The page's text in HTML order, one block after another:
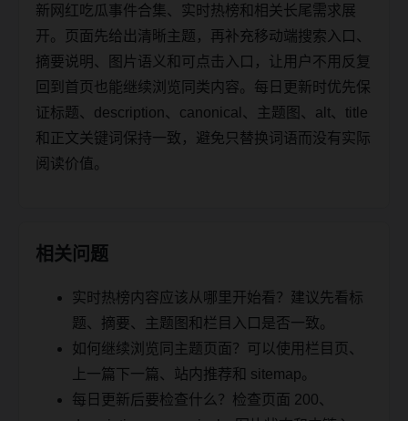
新网红吃瓜事件合集、实时热榜和相关长尾需求展
开。页面先给出清晰主题，再补充移动端搜索入口、
摘要说明、图片语义和可点击入口，让用户不用反复
回到首页也能继续浏览同类内容。每日更新时优先保
证标题、description、canonical、主题图、alt、title
和正文关键词保持一致，避免只替换词语而没有实际
阅读价值。
相关问题
实时热榜内容应该从哪里开始看？建议先看标
题、摘要、主题图和栏目入口是否一致。
如何继续浏览同主题页面？可以使用栏目页、
上一篇下一篇、站内推荐和 sitemap。
每日更新后要检查什么？检查页面 200、